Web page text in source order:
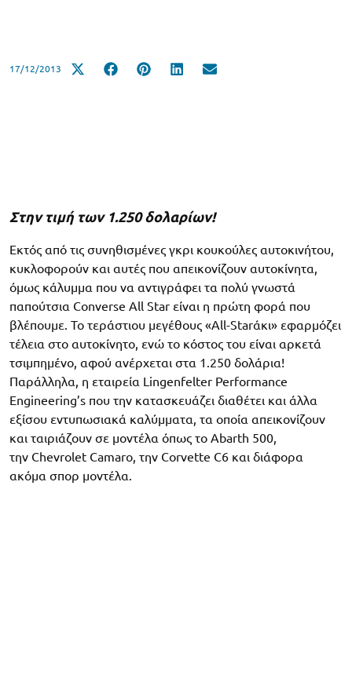
17/12/2013
Στην τιμή των 1.250 δολαρίων!
Εκτός από τις συνηθισμένες γκρι κουκούλες αυτοκινήτου,
κυκλοφορούν και αυτές που απεικονίζουν αυτοκίνητα,
όμως κάλυμμα που να αντιγράφει τα πολύ γνωστά
παπούτσια Converse All Star είναι η πρώτη φορά που
βλέπουμε. Το τεράστιου μεγέθους «All-Starάκι» εφαρμόζει
τέλεια στο αυτοκίνητο, ενώ το κόστος του είναι αρκετά
τσιμπημένο, αφού ανέρχεται στα 1.250 δολάρια!
Παράλληλα, η εταιρεία Lingenfelter Performance
Engineering’s που την κατασκευάζει διαθέτει και άλλα
εξίσου εντυπωσιακά καλύμματα, τα οποία απεικονίζουν
και ταιριάζουν σε μοντέλα όπως το Abarth 500,
την Chevrolet Camaro, την Corvette C6 και διάφορα
ακόμα σπορ μοντέλα.